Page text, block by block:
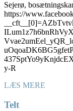
Sejerø,
https://
y-R
LÆS MERE
Telt